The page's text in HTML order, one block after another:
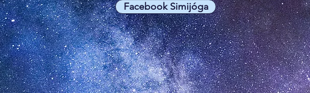
Facebook Simijóga